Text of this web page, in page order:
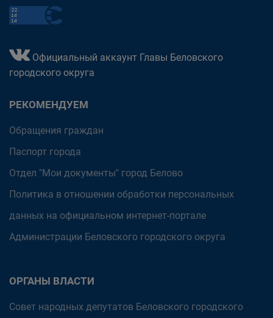
Официальный аккаунт Главы Беловского
городского округа
РЕКОМЕНДУЕМ
Обращения граждан
Паспорт города
Отдел "Мои документы" город Белово
Политика в отношении обработки персональных
данных на официальном интернет-портале
Администрации Беловского городского округа
ОРГАНЫ ВЛАСТИ
Совет народных депутатов Беловского городского